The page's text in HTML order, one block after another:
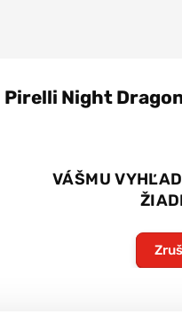
Pirelli Night
VÁŠMU